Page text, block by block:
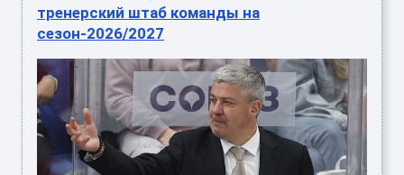
тренерский штаб команды на
сезон-2026/2027